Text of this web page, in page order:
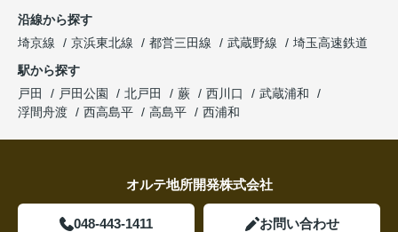
沿線から探す
埼京線
京浜東北線 都営三田線 武蔵野線
埼玉高速鉄道
駅から探す
戸田
戸田公園 北戸田 蕨 西川口
武蔵浦和
浮間舟渡
西高島平 高島平 西浦和
オルテ地所開発株式会社
048-443-1411 お問い合わせ